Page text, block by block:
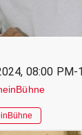
08:00 PM-